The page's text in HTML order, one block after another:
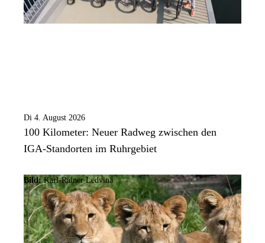
Di 4. August 2026
100 Kilometer: Neuer Radweg zwischen den
IGA-Standorten im Ruhrgebiet
Bild: Karl-Rainer Ledvina